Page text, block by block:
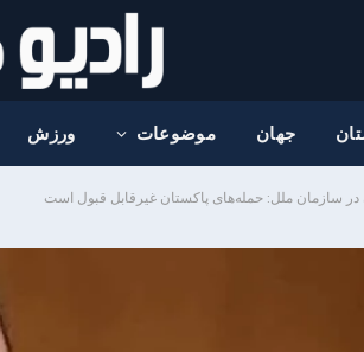
جهان موضوعات ورزش
در سازمان ملل: حمله‌های پاکستان غیرقابل قبول است